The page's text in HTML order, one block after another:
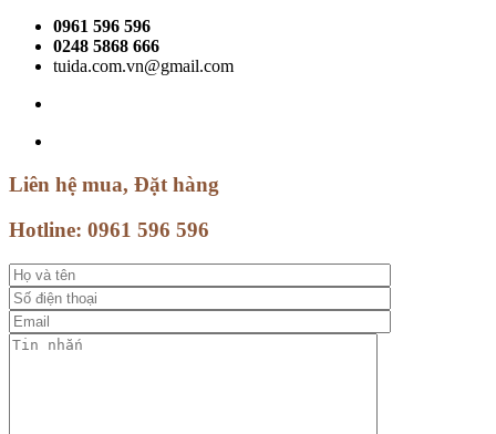
0961 596 596
0248 5868 666
tuida.com.vn@gmail.com
Liên hệ mua, Đặt hàng
Hotline: 0961 596 596